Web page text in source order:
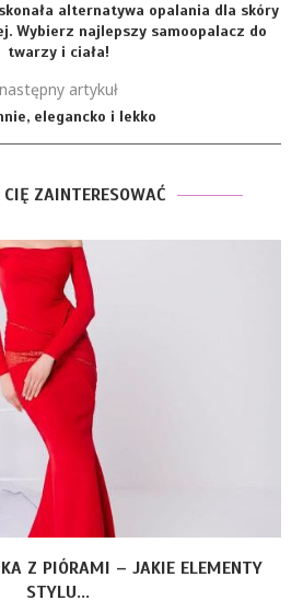
alternatywa opalania dla skóry
Wybierz najlepszy samoopalacz do
twarzy i ciała!
następny artykuł
elegancko i lekko
ZAINTERESOWAĆ
Z PIÓRAMI – JAKIE ELEMENTY
STYLU...